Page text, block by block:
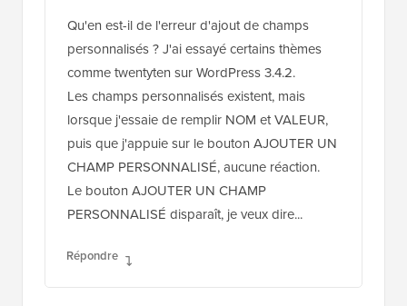
Qu'en est-il de l'erreur d'ajout de champs
personnalisés ? J'ai essayé certains thèmes
comme twentyten sur WordPress 3.4.2.
Les champs personnalisés existent, mais
lorsque j'essaie de remplir NOM et VALEUR,
puis que j'appuie sur le bouton AJOUTER UN
CHAMP PERSONNALISÉ, aucune réaction.
Le bouton AJOUTER UN CHAMP
PERSONNALISÉ disparaît, je veux dire...
Répondre